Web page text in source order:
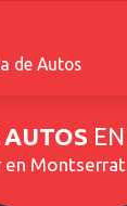
de Autos
en Montserrat